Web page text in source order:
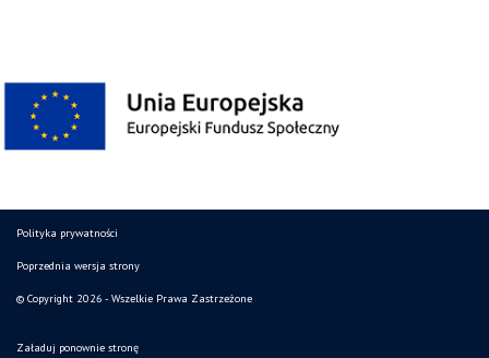
Polityka prywatności
Poprzednia wersja strony
© Copyright 2026 - Wszelkie Prawa Zastrzeżone
Załaduj ponownie stronę